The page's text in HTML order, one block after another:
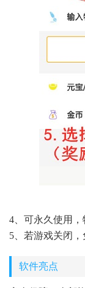
4、可永久使用，
5、若游戏关闭，
软件亮点